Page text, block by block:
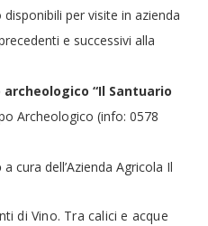
disponibili per visite in azienda
e successivi alla
archeologico “Il Santuario
Archeologico (info: 0578
a cura dell’Azienda Agricola Il
di Vino. Tra calici e acque